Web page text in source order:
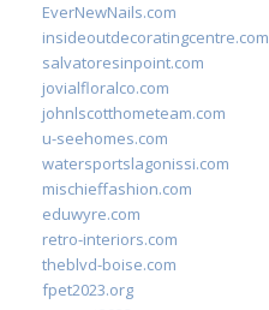
EverNewNails.com
insideoutdecoratingcentre.com
salvatoresinpoint.com
jovialfloralco.com
johnlscotthometeam.com
u-seehomes.com
watersportslagonissi.com
mischieffashion.com
eduwyre.com
retro-interiors.com
theblvd-boise.com
fpet2023.org